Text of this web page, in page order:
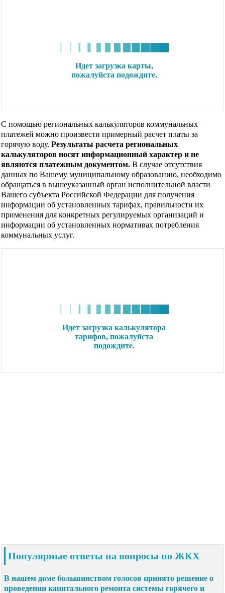
С помощью региональных калькуляторов коммунальных
платежей можно произвести примерный расчет платы за
горячую воду. Результаты расчета региональных
калькуляторов носят информационный характер и не
являются платежным документом. В случае отсутствия
данных по Вашему муниципальному образованию, необходимо
обращаться в вышеуказанный орган исполнительной власти
Вашего субъекта Российской Федерации для получения
информации об установленных тарифах, правильности их
применения для конкретных регулируемых организаций и
информации об установленных нормативах потребления
коммунальных услуг.
Популярные ответы на вопросы по ЖКХ
В нашем доме большинством голосов принято решение о
проведении капитального ремонта системы горячего и